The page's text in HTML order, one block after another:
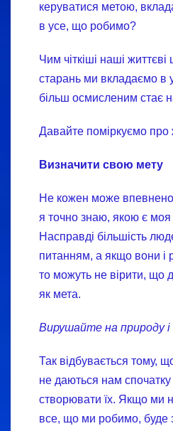
керуватися метою,
в усе, що робимо?
Чим чіткіші наші життєві
старань ми вкладаємо в
більш осмисленим стає
Давайте поміркуємо про
Визначити свою мету
Не кожен може впевнено
я точно знаю, якою є моя
Насправді більшість
питанням, а якщо вони і
то можуть не вірити, що
як мета.
Вирушайте на природу
Так відбувається тому,
не даються нам
створювати їх. Якщо ми
все, що ми робимо, буде